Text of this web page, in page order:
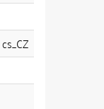
cs_CZ